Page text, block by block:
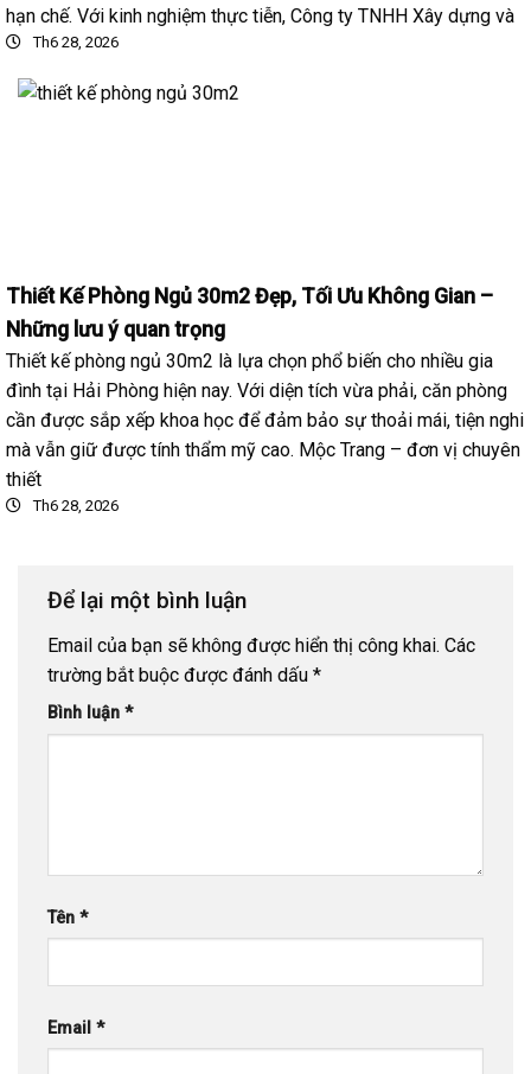
hạn chế. Với kinh nghiệm thực tiễn, Công ty TNHH Xây dựng và
Th6 28, 2026
Thiết Kế Phòng Ngủ 30m2 Đẹp, Tối Ưu Không Gian –
Những lưu ý quan trọng
Thiết kế phòng ngủ 30m2 là lựa chọn phổ biến cho nhiều gia
đình tại Hải Phòng hiện nay. Với diện tích vừa phải, căn phòng
cần được sắp xếp khoa học để đảm bảo sự thoải mái, tiện nghi
mà vẫn giữ được tính thẩm mỹ cao. Mộc Trang – đơn vị chuyên
thiết
Th6 28, 2026
Để lại một bình luận
Email của bạn sẽ không được hiển thị công khai. Các
trường bắt buộc được đánh dấu *
Bình luận *
Tên *
Email *